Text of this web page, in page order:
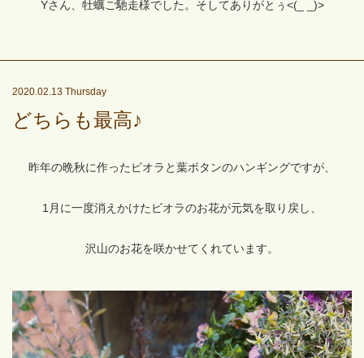
Yさん、牡蠣ご馳走様でした。そしてありがとぅ<(_ _)>
2020.02.13 Thursday
どちらも最高♪
昨年の晩秋に作ったビオラと葉ボタンのハンギングですが、
1月に一度消えかけたビオラのお花が元気を取り戻し、
沢山のお花を咲かせてくれています。